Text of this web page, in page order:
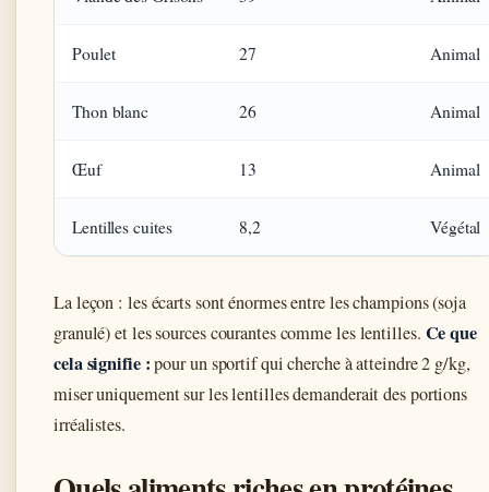
Poulet 27 Animal
Thon blanc 26 Animal
Œuf 13 Animal
Lentilles cuites 8,2 Végétal
La leçon : les écarts sont énormes entre les champions (soja
granulé) et les sources courantes comme les lentilles. Ce que
cela signifie :pour un sportif qui cherche à atteindre 2 g/kg,
miser uniquement sur les lentilles demanderait des portions
irréalistes.